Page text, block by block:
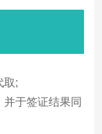
取;
于签证结果同